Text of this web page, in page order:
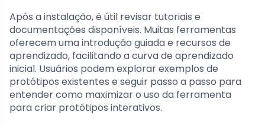
Após a instalação, é útil revisar tutoriais e
documentações disponíveis. Muitas ferramentas
oferecem uma introdução guiada e recursos de
aprendizado, facilitando a curva de aprendizado
inicial. Usuários podem explorar exemplos de
protótipos existentes e seguir passo a passo para
entender como maximizar o uso da ferramenta
para criar protótipos interativos.